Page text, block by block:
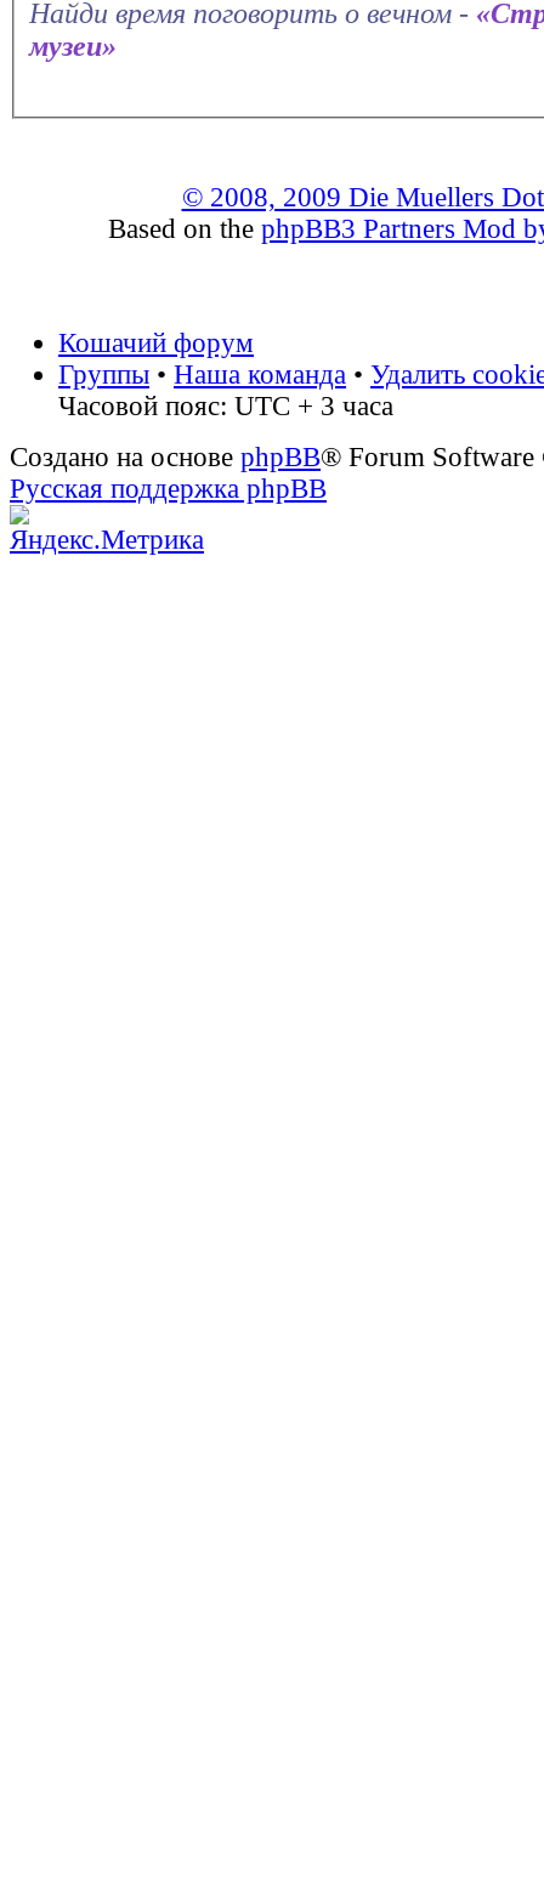
Найди время поговорить о вечном -
музеи»
© 2008, 2009 Die Muellers
Based on the phpBB3 Partners Mod
Кошачий форум
Группы • Наша команда • Удалить
Часовой пояс: UTC + 3 часа
Создано на основе phpBB® Forum
Русская поддержка phpBB